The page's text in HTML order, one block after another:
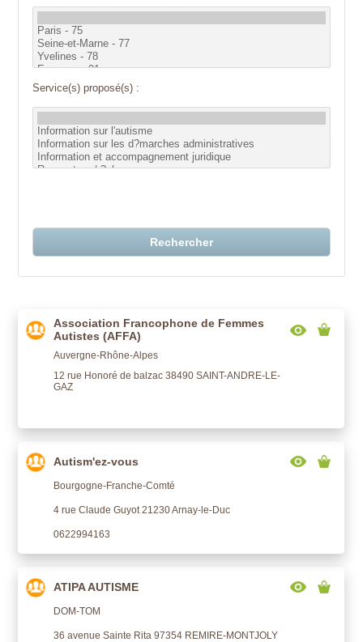
Service(s) proposé(s) :
Rechercher
Association Francophone de Femmes
Autistes (AFFA)
Auvergne-Rhône-Alpes
12 rue Honoré de balzac 38490 SAINT-ANDRE-LE-
GAZ
Autism'ez-vous
Bourgogne-Franche-Comté
4 rue Claude Guyot 21230 Arnay-le-Duc
0622994163
ATIPA AUTISME
DOM-TOM
36 avenue Sainte Rita 97354 REMIRE-MONTJOLY